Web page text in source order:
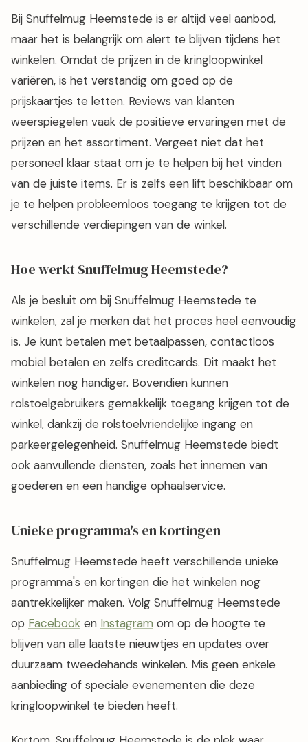
Bij Snuffelmug Heemstede is er altijd veel aanbod,
maar het is belangrijk om alert te blijven tijdens het
winkelen. Omdat de prijzen in de kringloopwinkel
variëren, is het verstandig om goed op de
prijskaartjes te letten. Reviews van klanten
weerspiegelen vaak de positieve ervaringen met de
prijzen en het assortiment. Vergeet niet dat het
personeel klaar staat om je te helpen bij het vinden
van de juiste items. Er is zelfs een lift beschikbaar om
je te helpen probleemloos toegang te krijgen tot de
verschillende verdiepingen van de winkel.
Hoe werkt Snuffelmug Heemstede?
Als je besluit om bij Snuffelmug Heemstede te
winkelen, zal je merken dat het proces heel eenvoudig
is. Je kunt betalen met betaalpassen, contactloos
mobiel betalen en zelfs creditcards. Dit maakt het
winkelen nog handiger. Bovendien kunnen
rolstoelgebruikers gemakkelijk toegang krijgen tot de
winkel, dankzij de rolstoelvriendelijke ingang en
parkeergelegenheid. Snuffelmug Heemstede biedt
ook aanvullende diensten, zoals het innemen van
goederen en een handige ophaalservice.
Unieke programma's en kortingen
Snuffelmug Heemstede heeft verschillende unieke
programma's en kortingen die het winkelen nog
aantrekkelijker maken. Volg Snuffelmug Heemstede
op Facebook en Instagram om op de hoogte te
blijven van alle laatste nieuwtjes en updates over
duurzaam tweedehands winkelen. Mis geen enkele
aanbieding of speciale evenementen die deze
kringloopwinkel te bieden heeft.